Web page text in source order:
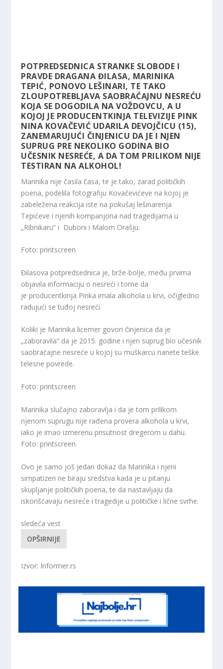
POTPREDSEDNICA STRANKE SLOBODE I
PRAVDE DRAGANA ĐILASA, MARINIKA
TEPIĆ, PONOVO LEŠINARI, TE TAKO
ZLOUPOTREBLJAVA SAOBRAĆAJNU NESREĆU
KOJA SE DOGODILA NA VOŽDOVCU, A U
KOJOJ JE PRODUCENTKINJA TELEVIZIJE PINK
NINA KOVAČEVIĆ UDARILA DEVOJČICU (15),
ZANEMARUJUĆI ČINJENICU DA JE I NJEN
SUPRUG PRE NEKOLIKO GODINA BIO
UČESNIK NESREĆE, A DA TOM PRILIKOM NIJE
TESTIRAN NA ALKOHOL!
Marinika nije časila časa, te je tako, zarad političkih
poena, podelila fotografiju Kovačevićeve na kojoj je
zabeležena reakcija iste na pokušaj lešinarenja
Tepićeve i njenih kompanjona nad tragedijama u
„Ribnikaru“ i Duboni i Malom Orašju.
Foto: printscreen
Đilasova potpredsednica je, brže-bolje, među prvima
objavila informaciju o nesreći i tome da
je producentkinja Pinka imala alkohola u krvi, očigledno
radujući se tuđoj nesreći.
Koliki je Marinika licemer govori činjenica da je
„zaboravila“ da je 2015. godine i njen suprug bio učesnik
saobraćajne nesreće u kojoj su muškarcu nanete teške
telesne povrede.
Foto: printscreen
Marinika slučajno zaboravlja i da je tom prilikom
njenom suprugu nije rađena provera alkohola u krvi,
iako je imao izmerenu prisutnost dregerom u dahu.
Foto: printscreen
Ovo je samo još jedan dokaz da Marinika i njeni
simpatizeri ne biraju sredstva kada je u pitanju
skupljanje političkih poena, te da nastavljaju da
iskorišćavaju nesreće i tragedije u političke i lične svrhe.
sledeća vest
OPŠIRNIJE
Izvor: Informer.rs